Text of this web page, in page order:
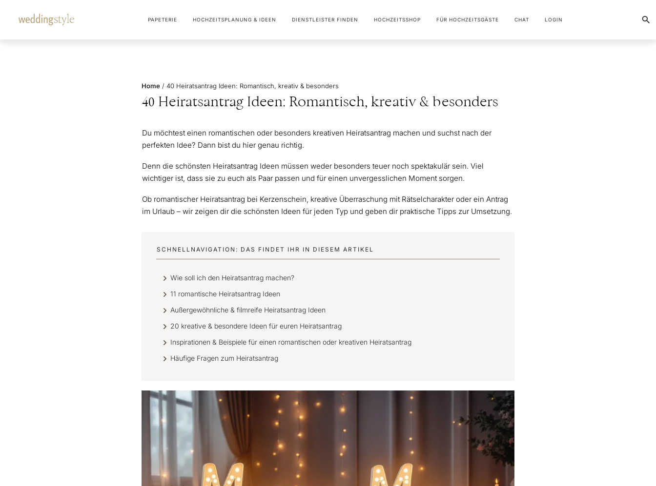
PAPETERIE HOCHZEITSPLANUNG & IDEEN DIENSTLEISTER FINDEN HOCHZEITSSHOP FÜR HOCHZEITSGÄSTE CHAT LOGIN
Home / 40 Heiratsantrag Ideen: Romantisch, kreativ & besonders
40 Heiratsantrag Ideen: Romantisch, kreativ & besonders
Du möchtest einen romantischen oder besonders kreativen Heiratsantrag machen und suchst nach der
perfekten Idee? Dann bist du hier genau richtig.
Denn die schönsten Heiratsantrag Ideen müssen weder besonders teuer noch spektakulär sein. Viel
wichtiger ist, dass sie zu euch als Paar passen und für einen unvergesslichen Moment sorgen.
Ob romantischer Heiratsantrag bei Kerzenschein, kreative Überraschung mit Rätselcharakter oder ein Antrag
im Urlaub – wir zeigen dir die schönsten Ideen für jeden Typ und geben dir praktische Tipps zur Umsetzung.
SCHNELLNAVIGATION: DAS FINDET IHR IN DIESEM ARTIKEL
Wie soll ich den Heiratsantrag machen?
11 romantische Heiratsantrag Ideen
Außergewöhnliche & filmreife Heiratsantrag Ideen
20 kreative & besondere Ideen für euren Heiratsantrag
Inspirationen & Beispiele für einen romantischen oder kreativen Heiratsantrag
Häufige Fragen zum Heiratsantrag